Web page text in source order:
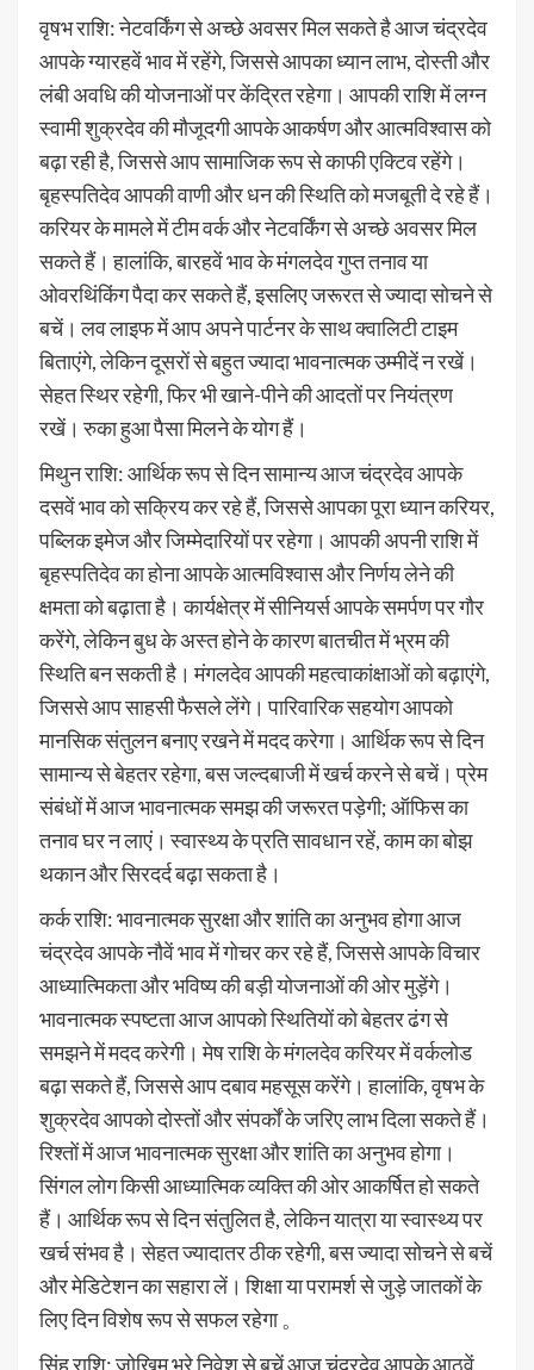
वृषभ राशि: नेटवर्किंग से अच्छे अवसर मिल सकते है आज चंद्रदेव
आपके ग्यारहवें भाव में रहेंगे, जिससे आपका ध्यान लाभ, दोस्ती और
लंबी अवधि की योजनाओं पर केंद्रित रहेगा। आपकी राशि में लग्न
स्वामी शुक्रदेव की मौजूदगी आपके आकर्षण और आत्मविश्वास को
बढ़ा रही है, जिससे आप सामाजिक रूप से काफी एक्टिव रहेंगे।
बृहस्पतिदेव आपकी वाणी और धन की स्थिति को मजबूती दे रहे हैं।
करियर के मामले में टीम वर्क और नेटवर्किंग से अच्छे अवसर मिल
सकते हैं। हालांकि, बारहवें भाव के मंगलदेव गुप्त तनाव या
ओवरथिंकिंग पैदा कर सकते हैं, इसलिए जरूरत से ज्यादा सोचने से
बचें। लव लाइफ में आप अपने पार्टनर के साथ क्वालिटी टाइम
बिताएंगे, लेकिन दूसरों से बहुत ज्यादा भावनात्मक उम्मीदें न रखें।
सेहत स्थिर रहेगी, फिर भी खाने-पीने की आदतों पर नियंत्रण
रखें। रुका हुआ पैसा मिलने के योग हैं।
मिथुन राशि: आर्थिक रूप से दिन सामान्य आज चंद्रदेव आपके
दसवें भाव को सक्रिय कर रहे हैं, जिससे आपका पूरा ध्यान करियर,
पब्लिक इमेज और जिम्मेदारियों पर रहेगा। आपकी अपनी राशि में
बृहस्पतिदेव का होना आपके आत्मविश्वास और निर्णय लेने की
क्षमता को बढ़ाता है। कार्यक्षेत्र में सीनियर्स आपके समर्पण पर गौर
करेंगे, लेकिन बुध के अस्त होने के कारण बातचीत में भ्रम की
स्थिति बन सकती है। मंगलदेव आपकी महत्वाकांक्षाओं को बढ़ाएंगे,
जिससे आप साहसी फैसले लेंगे। पारिवारिक सहयोग आपको
मानसिक संतुलन बनाए रखने में मदद करेगा। आर्थिक रूप से दिन
सामान्य से बेहतर रहेगा, बस जल्दबाजी में खर्च करने से बचें। प्रेम
संबंधों में आज भावनात्मक समझ की जरूरत पड़ेगी; ऑफिस का
तनाव घर न लाएं। स्वास्थ्य के प्रति सावधान रहें, काम का बोझ
थकान और सिरदर्द बढ़ा सकता है।
कर्क राशि: भावनात्मक सुरक्षा और शांति का अनुभव होगा आज
चंद्रदेव आपके नौवें भाव में गोचर कर रहे हैं, जिससे आपके विचार
आध्यात्मिकता और भविष्य की बड़ी योजनाओं की ओर मुड़ेंगे।
भावनात्मक स्पष्टता आज आपको स्थितियों को बेहतर ढंग से
समझने में मदद करेगी। मेष राशि के मंगलदेव करियर में वर्कलोड
बढ़ा सकते हैं, जिससे आप दबाव महसूस करेंगे। हालांकि, वृषभ के
शुक्रदेव आपको दोस्तों और संपर्कों के जरिए लाभ दिला सकते हैं।
रिश्तों में आज भावनात्मक सुरक्षा और शांति का अनुभव होगा।
सिंगल लोग किसी आध्यात्मिक व्यक्ति की ओर आकर्षित हो सकते
हैं। आर्थिक रूप से दिन संतुलित है, लेकिन यात्रा या स्वास्थ्य पर
खर्च संभव है। सेहत ज्यादातर ठीक रहेगी, बस ज्यादा सोचने से बचें
और मेडिटेशन का सहारा लें। शिक्षा या परामर्श से जुड़े जातकों के
लिए दिन विशेष रूप से सफल रहेगा 。
सिंह राशि: जोखिम भरे निवेश से बचें आज चंद्रदेव आपके आठवें